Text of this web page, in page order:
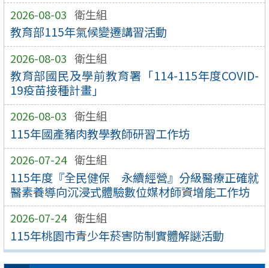
2026-08-03 衛生組
教育部115年氣候變遷講習活動
2026-08-03 衛生組
教育部國民及學前教育署「114-115年度COVID-
19疫苗接種計畫」
2026-08-03 衛生組
115年國產豬肉教學教師研習工作坊
2026-07-24 衛生組
115年度『全民健保 永續經營』分級醫療正確就
醫素養導向沉浸式體驗數位媒材師資增能工作坊
2026-07-24 衛生組
115年桃園市青少年菸害防制實體解謎活動